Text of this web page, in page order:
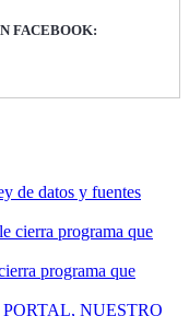
FACEBOOK:
de datos y fuentes
programa que